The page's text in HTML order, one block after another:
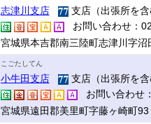
志津川支店
支店（出張所を
お問い合わせ：
宮城県本吉郡南三陸町志津川字沼
こごたしてん
小牛田支店
支店（出張所を
お問い合わせ
宮城県遠田郡美里町字藤ヶ崎町93